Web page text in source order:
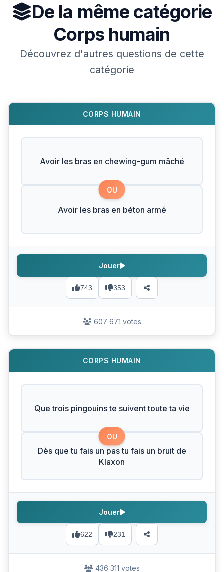
De la même catégorie
Corps humain
Découvrez d'autres questions de cette
catégorie
CORPS HUMAIN
Avoir les bras en chewing-gum mâché
OU
Avoir les bras en béton armé
743 353
Jouer
607 671 votes
CORPS HUMAIN
Que trois pingouins te suivent toute ta vie
OU
Dès que tu fais un pas tu fais un bruit de
Klaxon
622 231
Jouer
436 311 votes